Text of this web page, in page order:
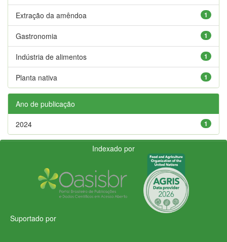
1
Extração da amêndoa
1
Gastronomia
1
Indústria de alimentos
1
Planta nativa
Ano de publicação
1
2024
Indexado por
Suportado por